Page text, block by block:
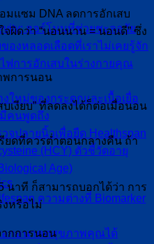
ฮอร์โมนที่ช่วยชะลอวัย
องหลอดเลือดที่เราไม่เคยรู้จัก
ไฟการอักเสบในร่างกายคุณ
ใหม่ของกระดูกและเนื้อเยื่อ
คนพูดถึง
จปลายนิ้วเพื่อยืด Healthspan
(HCY) ตัวชี้วัดอายุ
Age)
ความต่างที่ Biomarker
อกอนาคตสุขภาพคุณได้
มแซม DNA ลดการอักเสบ
ผิดว่า “นอนนาน = นอนดี” ซึ่ง
พการนอน
เงียบ” ที่ลดลงได้ก็ต่อเมื่อนอน
ยดที่ควรต่ำตอนกลางคืน ถ้า
นาที ก็สามารถบอกได้ว่า การ
หรือไม่
ากการนอน